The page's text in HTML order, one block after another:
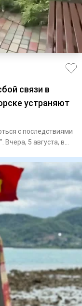
связи в
устраняют
с последствиями
Вчера, 5 августа, в